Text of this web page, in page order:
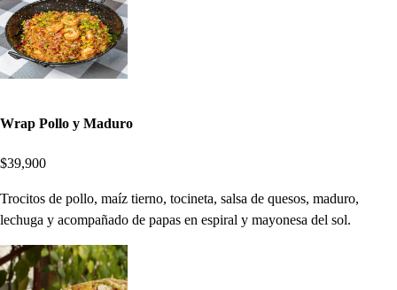
Wrap Pollo y Maduro
$39,900
Trocitos de pollo, maíz tierno, tocineta, salsa de quesos, maduro,
lechuga y acompañado de papas en espiral y mayonesa del sol.